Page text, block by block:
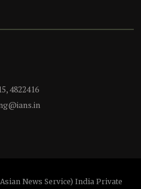
4822416
News Service) India Private